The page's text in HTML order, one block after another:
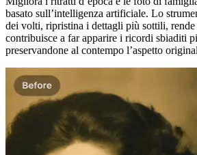
basato sull’intelligenza artificiale. Lo
dei volti, ripristina i dettagli più sottili,
contribuisce a far apparire i ricordi sbiaditi
preservandone al contempo l’aspetto